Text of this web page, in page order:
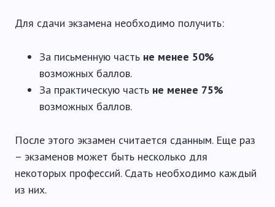
Для сдачи экзамена необходимо получить:
За письменную часть не менее 50%
возможных баллов.
За практическую часть не менее 75%
возможных баллов.
После этого экзамен считается сданным. Еще раз
– экзаменов может быть несколько для
некоторых профессий. Сдать необходимо каждый
из них.